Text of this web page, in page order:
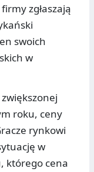
zgłaszają
swoich
w
roku, ceny
rynkowi
w
którego cena